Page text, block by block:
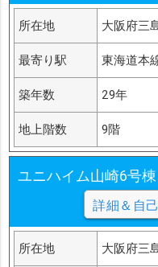
所在地 大阪府三
最寄り駅 東海道本
築年数 29年
地上階数 9階
ユニハイム山崎6号棟
詳細＆自
所在地 大阪府三